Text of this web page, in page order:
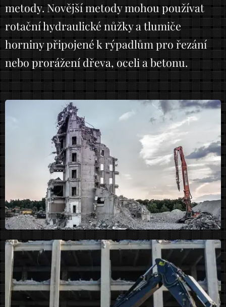
metody. Novější metody mohou používat
rotační hydraulické nůžky a tlumiče
horniny připojené k rýpadlům pro řezání
nebo prorážení dřeva, oceli a betonu.